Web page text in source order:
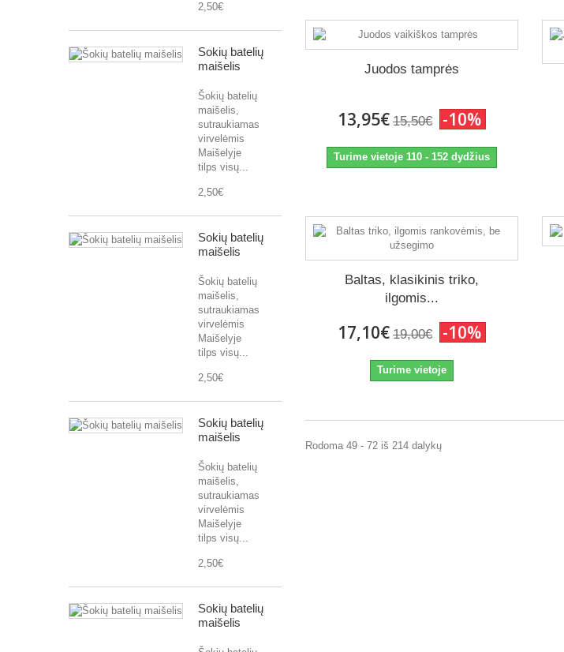
2,50€
Šokių batelių
maišelis
Šokių batelių
maišelis,
sutraukiamas
virvelėmis
Maišelyje
tilps visų...
2,50€
Šokių batelių
maišelis
Šokių batelių
maišelis,
sutraukiamas
virvelėmis
Maišelyje
tilps visų...
2,50€
Šokių batelių
maišelis
Šokių batelių
maišelis,
sutraukiamas
virvelėmis
Maišelyje
tilps visų...
2,50€
Šokių batelių
maišelis
Juodos tamprės
13,95€ 15,50€ -10%
Turime vietoje 110 - 152 dydžius
Baltas, klasikinis triko,
ilgomis...
17,10€ 19,00€ -10%
Turime vietoje
Rodoma 49 - 72 iš 214 dalykų